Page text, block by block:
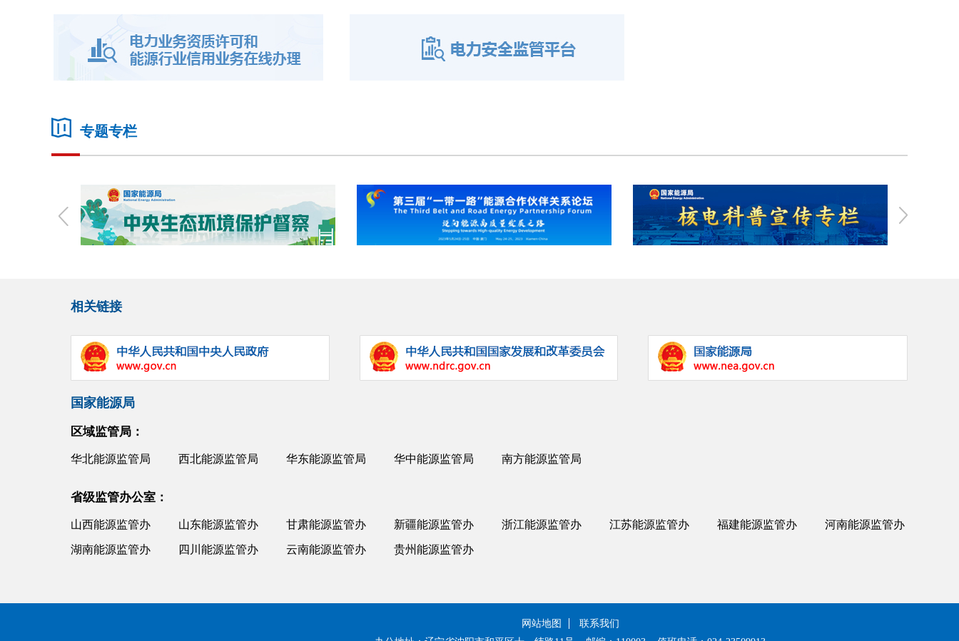
专题专栏
相关链接
国家能源局
区域监管局：
华北能源监管局 西北能源监管局 华东能源监管局 华中能源监管局 南方能源监管局
省级监管办公室：
山西能源监管办 山东能源监管办 甘肃能源监管办 新疆能源监管办 浙江能源监管办 江苏能源监管办 福建能源监管办 河南能源监管办
湖南能源监管办 四川能源监管办 云南能源监管办 贵州能源监管办
网站地图
联系我们